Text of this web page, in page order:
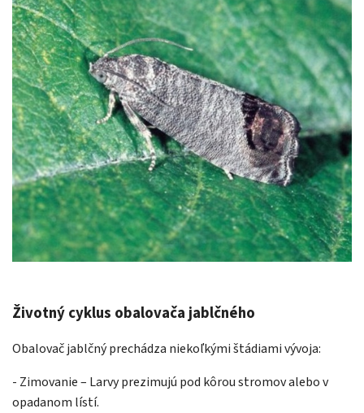
Životný cyklus obalovača jablčného
Obalovač jablčný prechádza niekoľkými štádiami vývoja:
- Zimovanie – Larvy prezimujú pod kôrou stromov alebo v
opadanom lístí.